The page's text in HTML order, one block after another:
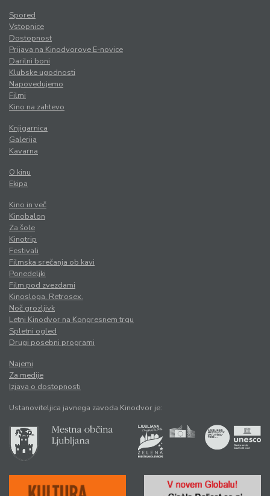
Spored
Vstopnice
Dostopnost
Prijava na Kinodvorove E-novice
Darilni boni
Klubske ugodnosti
Napovedujemo
Filmi
Kino na zahtevo
Knjigarnica
Galerija
Kavarna
O kinu
Ekipa
Kino in več
Kinobalon
Za šole
Kinotrip
Festivali
Filmska srečanja ob kavi
Ponedeljki
Film pod zvezdami
Kinosloga. Retrosex.
Noč grozljivk
Letni Kinodvor na Kongresnem trgu
Spletni ogled
Drugi posebni programi
Najemi
Za medije
Izjava o dostopnosti
Ustanoviteljica javnega zavoda Kinodvor je: